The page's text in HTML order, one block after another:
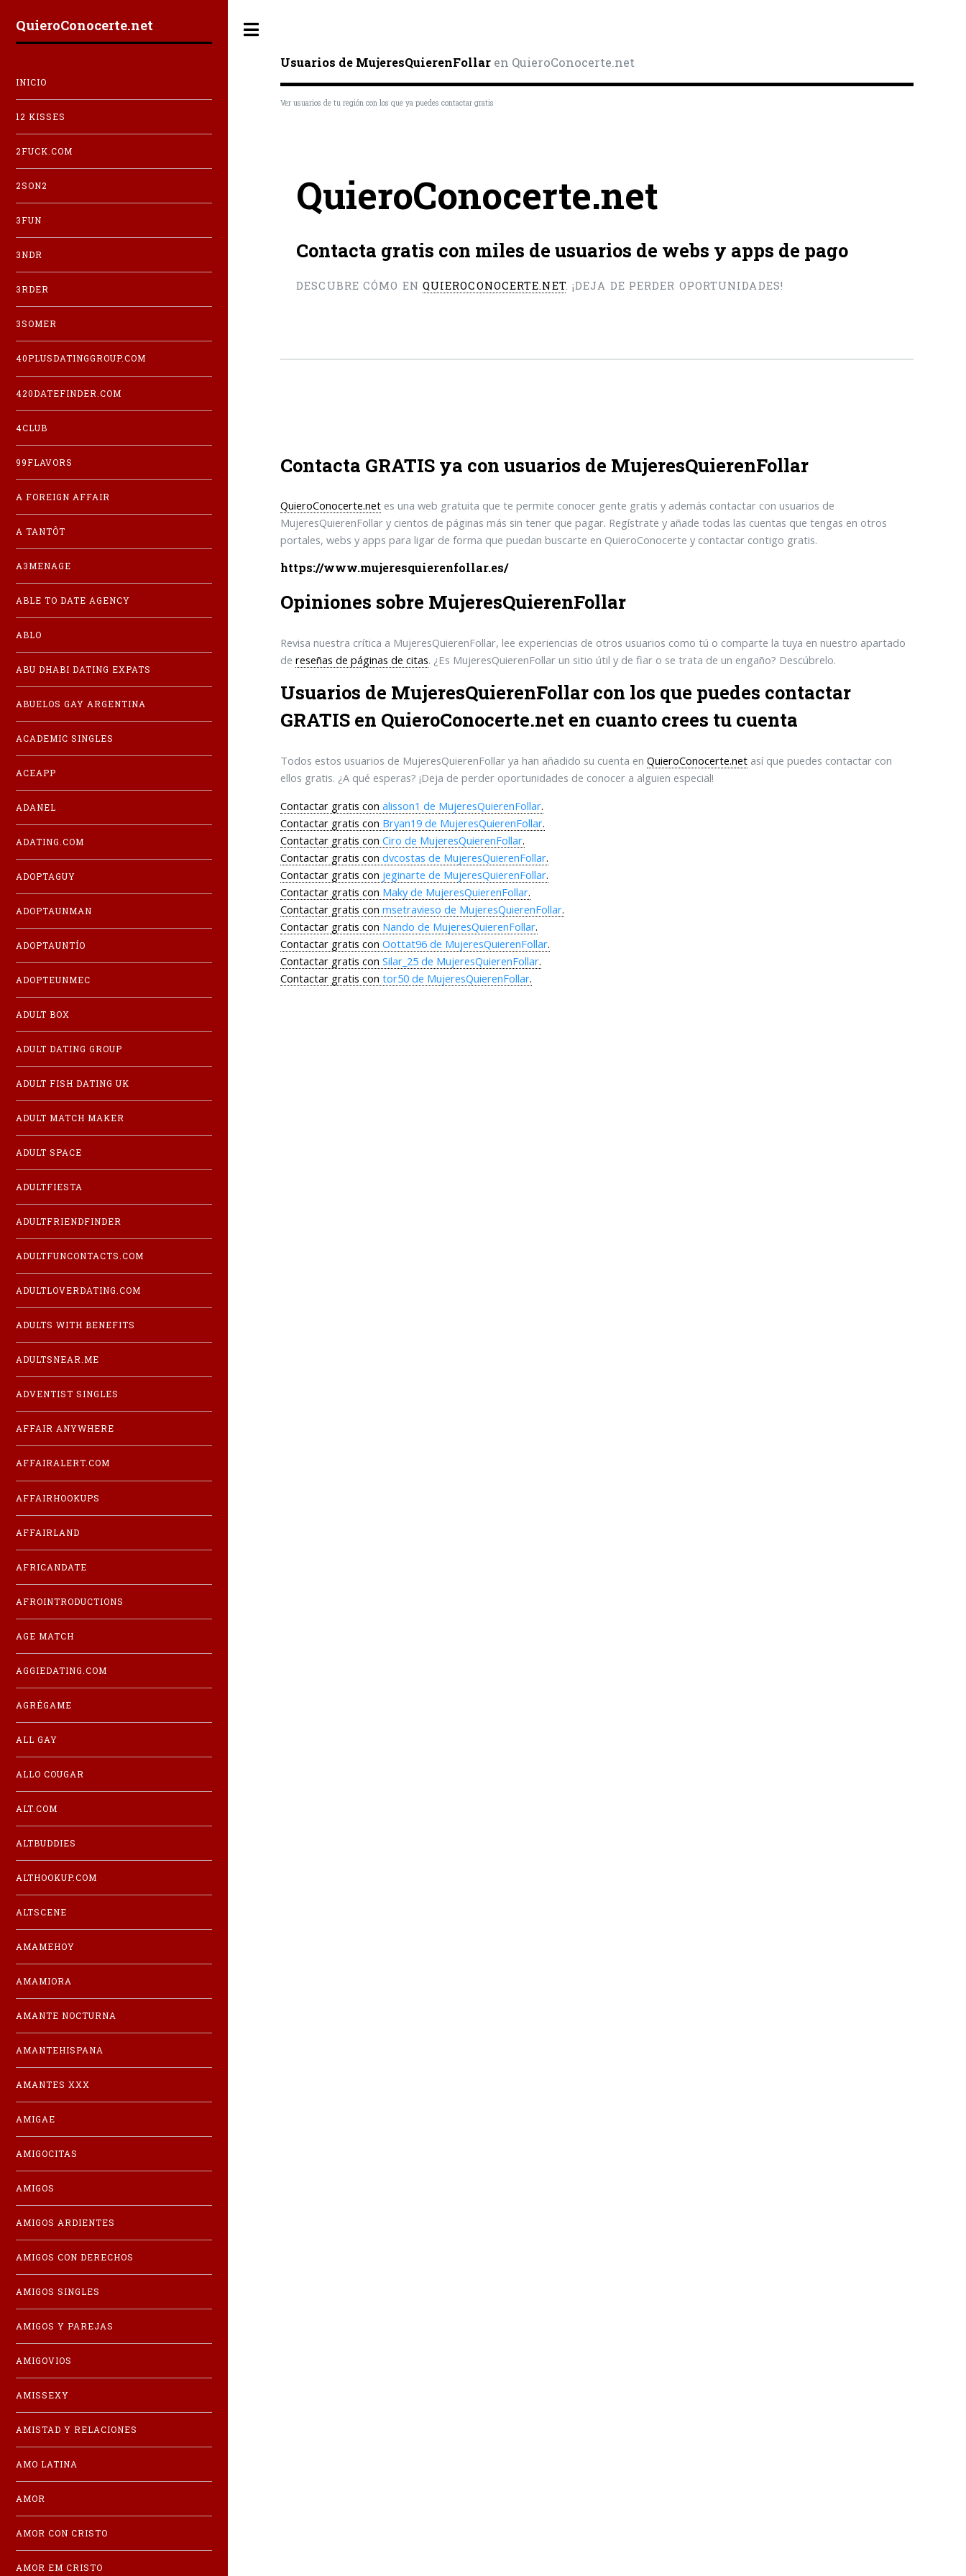
Usuarios de MujeresQuierenFollar en QuieroConocerte.net
Ver usuarios de tu región con los que ya puedes contactar gratis
QuieroConocerte.net
Contacta gratis con miles de usuarios de webs y apps de pago
DESCUBRE CÓMO EN QUIEROCONOCERTE.NET. ¡DEJA DE PERDER OPORTUNIDADES!
Contacta GRATIS ya con usuarios de MujeresQuierenFollar
QuieroConocerte.net es una web gratuita que te permite conocer gente gratis y además contactar con usuarios de
MujeresQuierenFollar y cientos de páginas más sin tener que pagar. Regístrate y añade todas las cuentas que tengas en otros
portales, webs y apps para ligar de forma que puedan buscarte en QuieroConocerte y contactar contigo gratis.
https://www.mujeresquierenfollar.es/
Opiniones sobre MujeresQuierenFollar
Revisa nuestra crítica a MujeresQuierenFollar, lee experiencias de otros usuarios como tú o comparte la tuya en nuestro apartado
dereseñas de páginas de citas. ¿Es MujeresQuierenFollar un sitio útil y de fiar o se trata de un engaño? Descúbrelo.
Usuarios de MujeresQuierenFollar con los que puedes contactar
GRATIS en QuieroConocerte.net en cuanto crees tu cuenta
Todos estos usuarios de MujeresQuierenFollar ya han añadido su cuenta enQuieroConocerte.net así que puedes contactar con
ellos gratis. ¿A qué esperas? ¡Deja de perder oportunidades de conocer a alguien especial!
Contactar gratis conalisson1 de MujeresQuierenFollar.
Contactar gratis con Bryan19 de MujeresQuierenFollar.
Contactar gratis conCiro de MujeresQuierenFollar.
Contactar gratis condvcostas de MujeresQuierenFollar.
Contactar gratis con jeginarte de MujeresQuierenFollar.
Contactar gratis con Maky de MujeresQuierenFollar.
Contactar gratis conmsetravieso de MujeresQuierenFollar.
Contactar gratis con Nando de MujeresQuierenFollar.
Contactar gratis conOottat96 de MujeresQuierenFollar.
Contactar gratis conSilar_25 de MujeresQuierenFollar.
Contactar gratis contor50 de MujeresQuierenFollar.
QuieroConocerte.net
INICIO
12 KISSES
2FUCK.COM
2SON2
3FUN
3NDR
3RDER
3SOMER
40PLUSDATINGGROUP.COM
420DATEFINDER.COM
4CLUB
99FLAVORS
A FOREIGN AFFAIR
A TANTÔT
A3MENAGE
ABLE TO DATE AGENCY
ABLO
ABU DHABI DATING EXPATS
ABUELOS GAY ARGENTINA
ACADEMIC SINGLES
ACEAPP
ADANEL
ADATING.COM
ADOPTAGUY
ADOPTAUNMAN
ADOPTAUNTÍO
ADOPTEUNMEC
ADULT BOX
ADULT DATING GROUP
ADULT FISH DATING UK
ADULT MATCH MAKER
ADULT SPACE
ADULTFIESTA
ADULTFRIENDFINDER
ADULTFUNCONTACTS.COM
ADULTLOVERDATING.COM
ADULTS WITH BENEFITS
ADULTSNEAR.ME
ADVENTIST SINGLES
AFFAIR ANYWHERE
AFFAIRALERT.COM
AFFAIRHOOKUPS
AFFAIRLAND
AFRICANDATE
AFROINTRODUCTIONS
AGE MATCH
AGGIEDATING.COM
AGRÉGAME
ALL GAY
ALLO COUGAR
ALT.COM
ALTBUDDIES
ALTHOOKUP.COM
ALTSCENE
AMAMEHOY
AMAMIORA
AMANTE NOCTURNA
AMANTEHISPANA
AMANTES XXX
AMIGAE
AMIGOCITAS
AMIGOS
AMIGOS ARDIENTES
AMIGOS CON DERECHOS
AMIGOS SINGLES
AMIGOS Y PAREJAS
AMIGOVIOS
AMISSEXY
AMISTAD Y RELACIONES
AMO LATINA
AMOR
AMOR CON CRISTO
AMOR EM CRISTO
Toggle